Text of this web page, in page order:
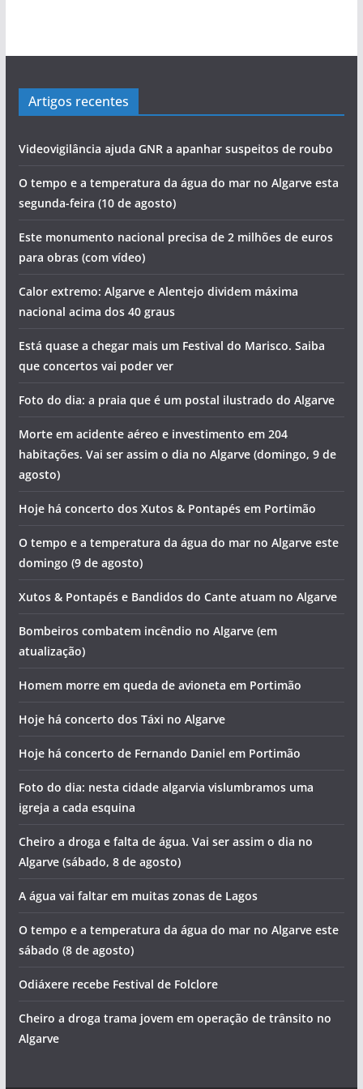
Artigos recentes
Videovigilância ajuda GNR a apanhar suspeitos de roubo
O tempo e a temperatura da água do mar no Algarve esta
segunda-feira (10 de agosto)
Este monumento nacional precisa de 2 milhões de euros
para obras (com vídeo)
Calor extremo: Algarve e Alentejo dividem máxima
nacional acima dos 40 graus
Está quase a chegar mais um Festival do Marisco. Saiba
que concertos vai poder ver
Foto do dia: a praia que é um postal ilustrado do Algarve
Morte em acidente aéreo e investimento em 204
habitações. Vai ser assim o dia no Algarve (domingo, 9 de
agosto)
Hoje há concerto dos Xutos & Pontapés em Portimão
O tempo e a temperatura da água do mar no Algarve este
domingo (9 de agosto)
Xutos & Pontapés e Bandidos do Cante atuam no Algarve
Bombeiros combatem incêndio no Algarve (em
atualização)
Homem morre em queda de avioneta em Portimão
Hoje há concerto dos Táxi no Algarve
Hoje há concerto de Fernando Daniel em Portimão
Foto do dia: nesta cidade algarvia vislumbramos uma
igreja a cada esquina
Cheiro a droga e falta de água. Vai ser assim o dia no
Algarve (sábado, 8 de agosto)
A água vai faltar em muitas zonas de Lagos
O tempo e a temperatura da água do mar no Algarve este
sábado (8 de agosto)
Odiáxere recebe Festival de Folclore
Cheiro a droga trama jovem em operação de trânsito no
Algarve